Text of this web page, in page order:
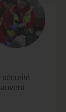
sécurité